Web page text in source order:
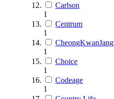
Carlson
1
Centrum
1
CheongKwanJang
1
Choice
1
Codeage
1